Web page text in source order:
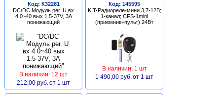
Код: К32281
DC/DC Модуль рег. U вх
4.0~40 вых 1.5-37V, 3A
понижающий
В наличии: 12 шт
212,00 руб. от 1 шт
Код: 145595
KIT-Радиореле-мини 3,7-12В;
1-канал; CFS-1mini
(приемник+пульт) 24Вт
В наличии: 1 шт
1 490,00 руб. от 1 шт